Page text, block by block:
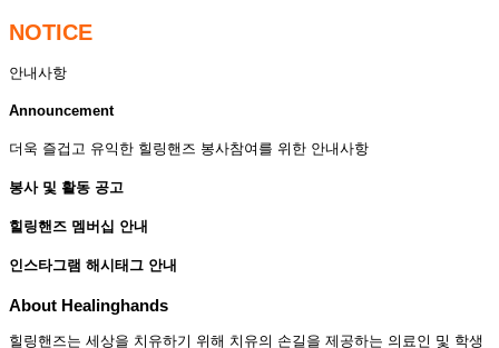
NOTICE
안내사항
Announcement
더욱 즐겁고 유익한 힐링핸즈 봉사참여를 위한 안내사항
봉사 및 활동 공고
힐링핸즈 멤버십 안내
인스타그램 해시태그 안내
About Healinghands
힐링핸즈는 세상을 치유하기 위해 치유의 손길을 제공하는 의료인 및 학생